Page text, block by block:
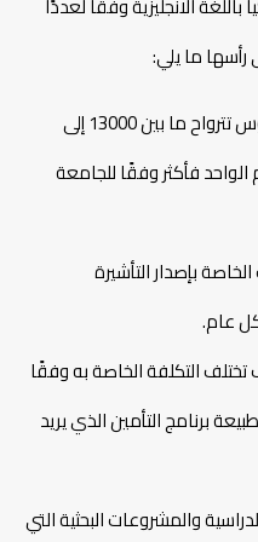
ما يلي:
تكلفة دراسة برنامج البكالوريوس تترواح ما بين 13000 إلى
الواحد فأكثر وفقًا للجامعة
بإصدار التأشيرة
عام.
التكلفة الخاصة به وفقًا
برنامج التأمين الذي يريد
والمشروعات البحثية التي